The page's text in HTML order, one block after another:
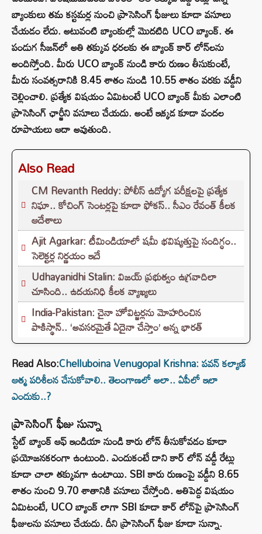
బ్యాంకులు తమ కస్టమర్ల నుంచి ప్రాసెసింగ్ ఫీజులు కూడా వసూలు
చేయడం లేదు. అటువంటి బ్యాంకుల్లో మొదటిది UCO బ్యాంక్. ఈ
పండుగ సీజన్‌లో అతి తక్కువ ధరలకు ఈ బ్యాంక్ కార్ లోన్‌లను
అందిస్తోంది. మీరు UCO బ్యాంక్ నుండి కారు రుణం తీసుకుంటే,
మీరు సంవత్సరానికి 8.45 శాతం నుండి 10.55 శాతం వరకు వడ్డీని
చెల్లించాలి. ప్రత్యేక విషయం ఏమిటంటే UCO బ్యాంక్ మీకు ఎలాంటి
ప్రాసెసింగ్ ఛార్జీని వసూలు చేయదు. అంటే ఇక్కడ కూడా వందల
రూపాయలు ఆదా అవుతుంది.
Also Read
CM Revanth Reddy: పోలీస్ ఉద్యోగ పరీక్షలపై ప్రత్యేక
నిఘా.. కోచింగ్ సెంటర్లపై కూడా ఫోకస్.. సీఎం రేవంత్ కీలక
ఆదేశాలు
Ajit Agarkar: టీమిండియాలో షమీ భవిష్యత్తుపై సందిగ్ధం..
సెలెక్టర్ల నిర్ణయం ఇదే
Udhayanidhi Stalin: విజయ్ ప్రభుత్వం ఉగ్రవాదిలా
చూసింది.. ఉదయనిధి కీలక వ్యాఖ్యలు
India-Pakistan: చైనా హోవిట్జర్లను మోహరించిన
పాకిస్థాన్.. ‘అవసరమైతే ఏదైనా చేస్తాం’ అన్న భారత్
Read Also:Chelluboina Venugopal Krishna: పవన్ కల్యాణ్‌
ఆత్మ పరిశీలన చేసుకోవాలి.. తెలంగాణలో అలా.. ఏపీలో ఇలా
ఎందుకు..?
ప్రాసెసింగ్ ఫీజు సున్నా
స్టేట్ బ్యాంక్ ఆఫ్ ఇండియా నుండి కారు లోన్ తీసుకోవడం కూడా
ప్రయోజనకరంగా ఉంటుంది. ఎందుకంటే దాని కార్ లోన్ వడ్డీ రేట్లు
కూడా చాలా తక్కువగా ఉంటాయి. SBI కారు రుణంపై వడ్డీని 8.65
శాతం నుంచి 9.70 శాతానికి వసూలు చేస్తోంది. అతిపెద్ద విషయం
ఏమిటంటే, UCO బ్యాంక్ లాగా SBI కూడా కార్ లోన్‌పై ప్రాసెసింగ్
ఫీజులను వసూలు చేయదు. దీని ప్రాసెసింగ్ ఫీజు కూడా సున్నా.